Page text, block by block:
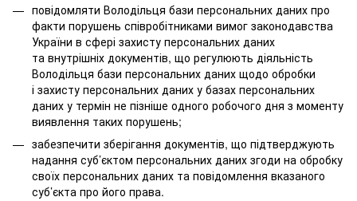
повідомляти Володільця бази персональних даних про
факти порушень співробітниками вимог законодавства
України в сфері захисту персональних даних
та внутрішніх документів, що регулюють діяльність
Володільця бази персональних даних щодо обробки
і захисту персональних даних у базах персональних
даних у термін не пізніше одного робочого дня з моменту
виявлення таких порушень;
забезпечити зберігання документів, що підтверджують
надання суб’єктом персональних даних згоди на обробку
своїх персональних даних та повідомлення вказаного
суб’єкта про його права.